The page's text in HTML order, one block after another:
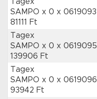
SAMPO x 0 x 0619093
81111 Ft
Tagex
SAMPO x 0 x 0619095
139906 Ft
Tagex
SAMPO x 0 x 0619096
93942 Ft